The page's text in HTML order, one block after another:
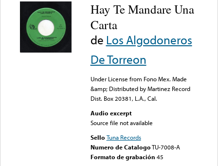
Hay Te Mandare Una
Carta
de Los Algodoneros
De Torreon
Under License from Fono Mex. Made
&amp; Distributed by Martinez Record
Dist. Box 20381, L.A., Cal.
Audio excerpt
Source file not available
Sello Tuna Records
Numero de CatalogoTU-7008-A
Formato de grabación 45